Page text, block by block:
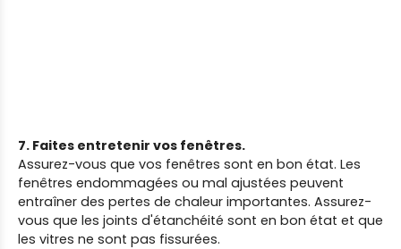
7. Faites entretenir vos fenêtres.
Assurez-vous que vos fenêtres sont en bon état. Les
fenêtres endommagées ou mal ajustées peuvent
entraîner des pertes de chaleur importantes. Assurez-
vous que les joints d'étanchéité sont en bon état et que
les vitres ne sont pas fissurées.